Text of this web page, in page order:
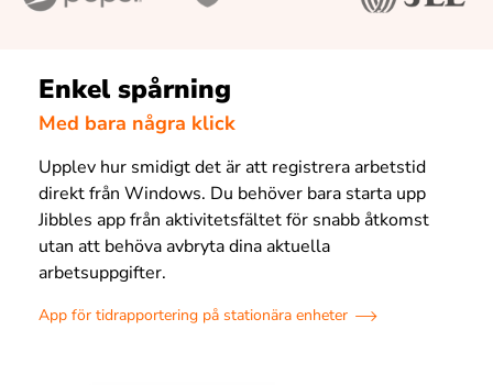
Enkel spårning
Med bara några klick
Upplev hur smidigt det är att registrera arbetstid
direkt från Windows. Du behöver bara starta upp
Jibbles app från aktivitetsfältet för snabb åtkomst
utan att behöva avbryta dina aktuella
arbetsuppgifter.
App för tidrapportering på stationära enheter